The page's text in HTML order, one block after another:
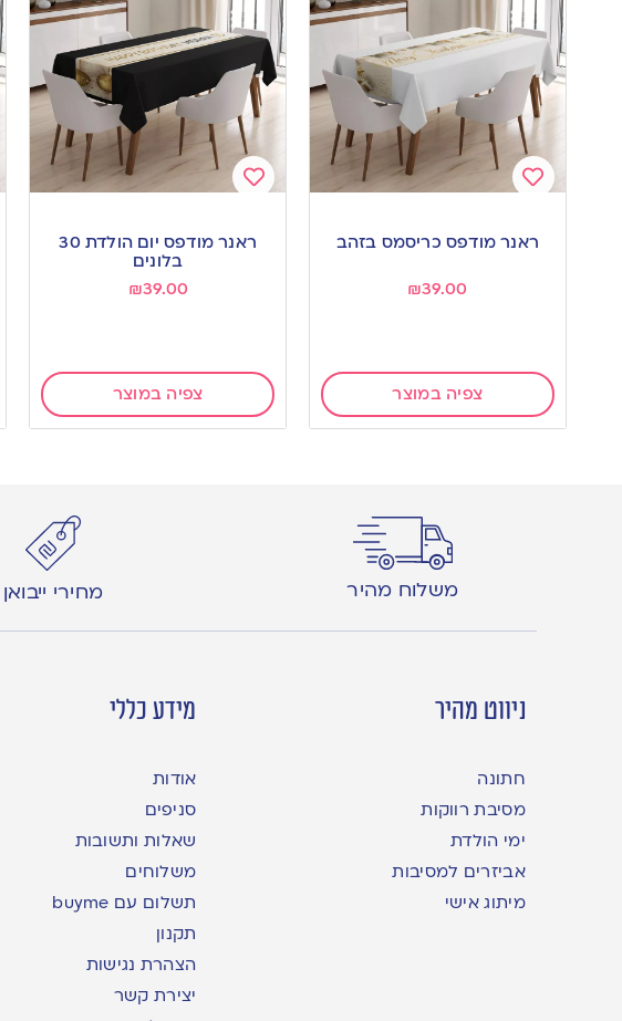
to
ראנר מודפס כריסמס בזהב
₪39.00
צפיה במוצר
to
ראנר מודפס יום הולדת 30
בלונים
₪39.00
צפיה במוצר
משלוח מהיר מחירי ייבואן
ניווט מהיר
חתונה
מסיבת רווקות
ימי הולדת
אביזרים למסיבות
מיתוג אישי
מידע כללי
אודות
סניפים
שאלות ותשובות
משלוחים
תשלום עם buyme
תקנון
הצהרת נגישות
יצירת קשר